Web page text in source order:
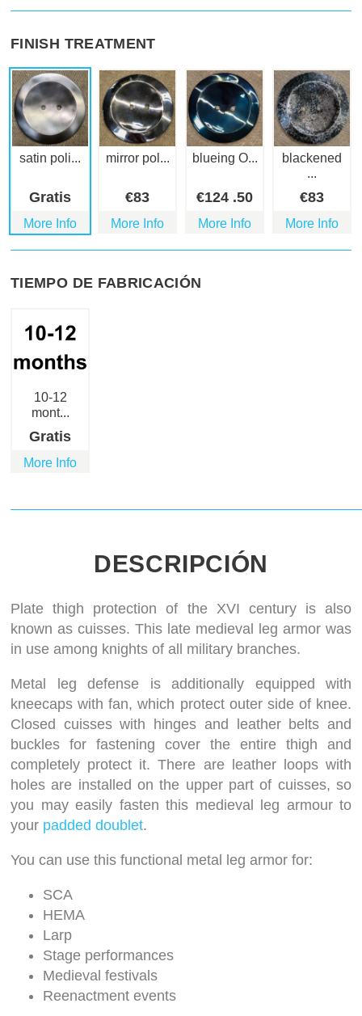
FINISH TREATMENT
satin poli...
Gratis
More Info
mirror pol...
€83
More Info
blueing O...
€124 .50
More Info
blackened
...
€83
More Info
TIEMPO DE FABRICACIÓN
10-12
mont...
Gratis
More Info
DESCRIPCIÓN
Plate thigh protection of the XVI century is also
known as cuisses. This late medieval leg armor was
in use among knights of all military branches.
Metal leg defense is additionally equipped with
kneecaps with fan, which protect outer side of knee.
Closed cuisses with hinges and leather belts and
buckles for fastening cover the entire thigh and
completely protect it. There are leather loops with
holes are installed on the upper part of cuisses, so
you may easily fasten this medieval leg armour to
your padded doublet.
You can use this functional metal leg armor for:
SCA
HEMA
Larp
Stage performances
Medieval festivals
Reenactment events